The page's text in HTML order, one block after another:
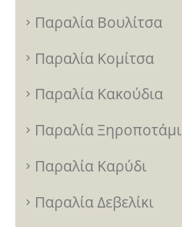
Παραλία Βουλίτσα
Παραλία Κομίτσα
Παραλία Κακούδια
Παραλία Ξηροποτάμι
Παραλία Καρύδι
Παραλία Δεβελίκι